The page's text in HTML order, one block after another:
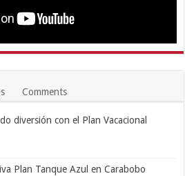
Comments
diversión con el Plan Vacacional
Plan Tanque Azul en Carabobo